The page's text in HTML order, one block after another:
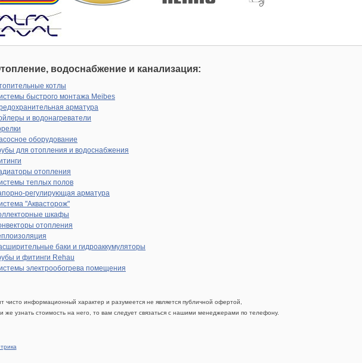
водоснабжение и канализация:
котлы
быстрого монтажа Meibes
арматура
и водонагреватели
оборудование
для отопления и водоснабжения
отопления
теплых полов
регулирующая арматура
"Аквасторож"
шкафы
отопления
баки и гидроаккумуляторы
и фитинги Rehau
электрообогрева помещения
информационный характер и разумеется не является публичной офертой,
узнать стоимость на него, то вам следует связаться с нашими менеджерами по телефону.